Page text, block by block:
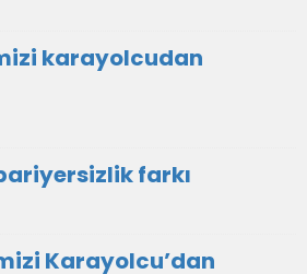
karayolcudan
farkı
Karayolcu’dan